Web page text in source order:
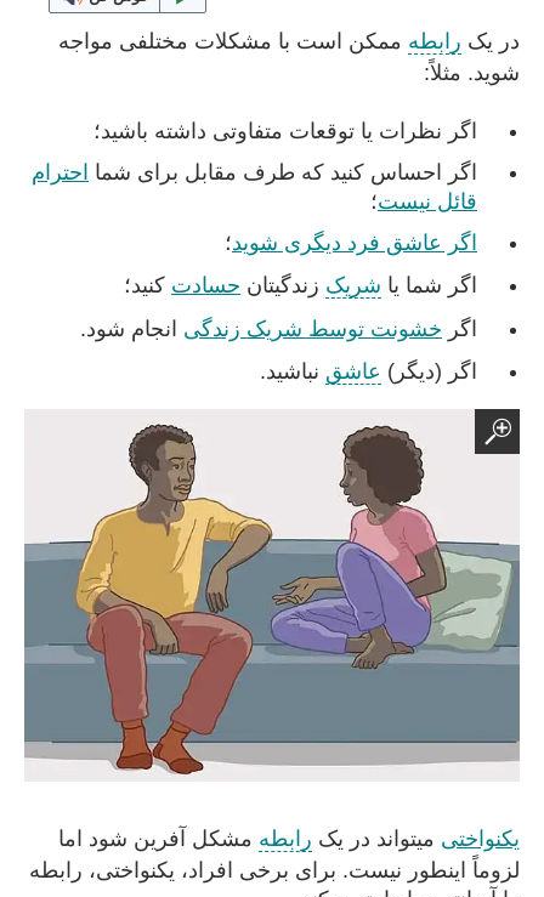
در یک رابطه ممکن است با مشکلات مختلفی مواجه
شوید. مثلاً:
اگر نظرات یا توقعات متفاوتی داشته باشید؛
اگر احساس کنید که طرف مقابل برای شما احترام
قائل نیست؛
اگر عاشق فرد دیگری شوید؛
اگر شما یا شریک زندگیتان حسادت کنید؛
اگر خشونت توسط شریک زندگی انجام شود.
اگر (دیگر) عاشق نباشید.
یکنواختی میتواند در یک رابطه مشکل آفرین شود اما
لزوماً اینطور نیست. برای برخی افراد، یکنواختی، رابطه